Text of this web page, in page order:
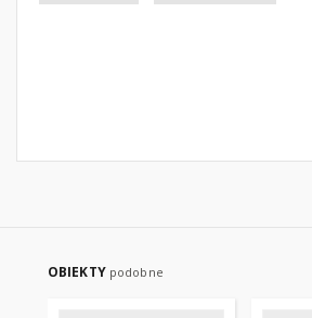
OBIEKTY podobne